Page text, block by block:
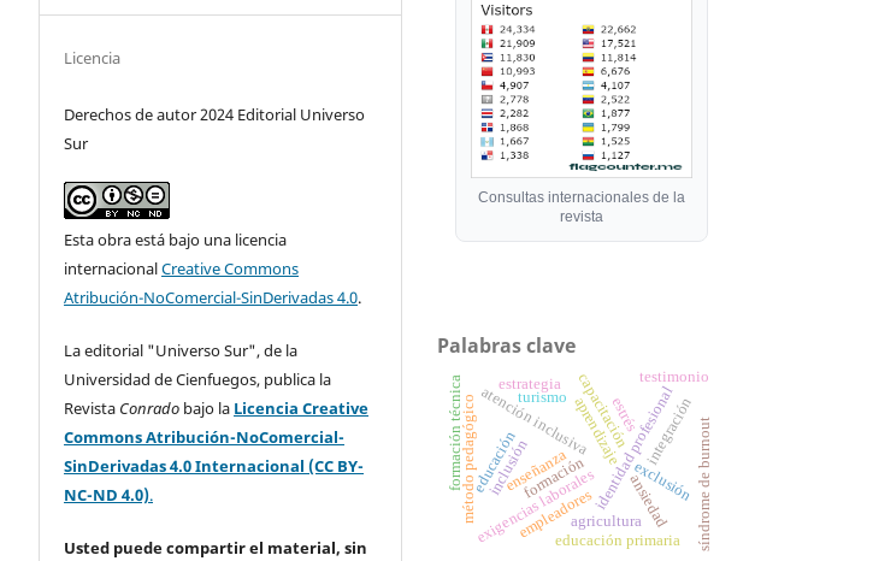
Licencia
Derechos de autor 2024 Editorial Universo
Sur
Esta obra está bajo una licencia
internacionalCreative Commons
Atribución-NoComercial-SinDerivadas 4.0.
La editorial "Universo Sur", de la
Universidad de Cienfuegos, publica la
Revista Conrado bajo la Licencia Creative
Commons Atribución-NoComercial-
SinDerivadas 4.0 Internacional (CC BY-
NC-ND 4.0).
Usted puede compartir el material, sin
Consultas internacionales de la
revista
Palabras clave
formación
atención inclusivaidentidad profesional
enseñanza
aprendizaje
inclusión exclusión
capacitación
estrés
ansiedad
exigencias laborales síndrome de burnout
método pedagógico agricultura
formación técnica turismo
educación primaria
educación integración
empleadores
estrategia testimonio